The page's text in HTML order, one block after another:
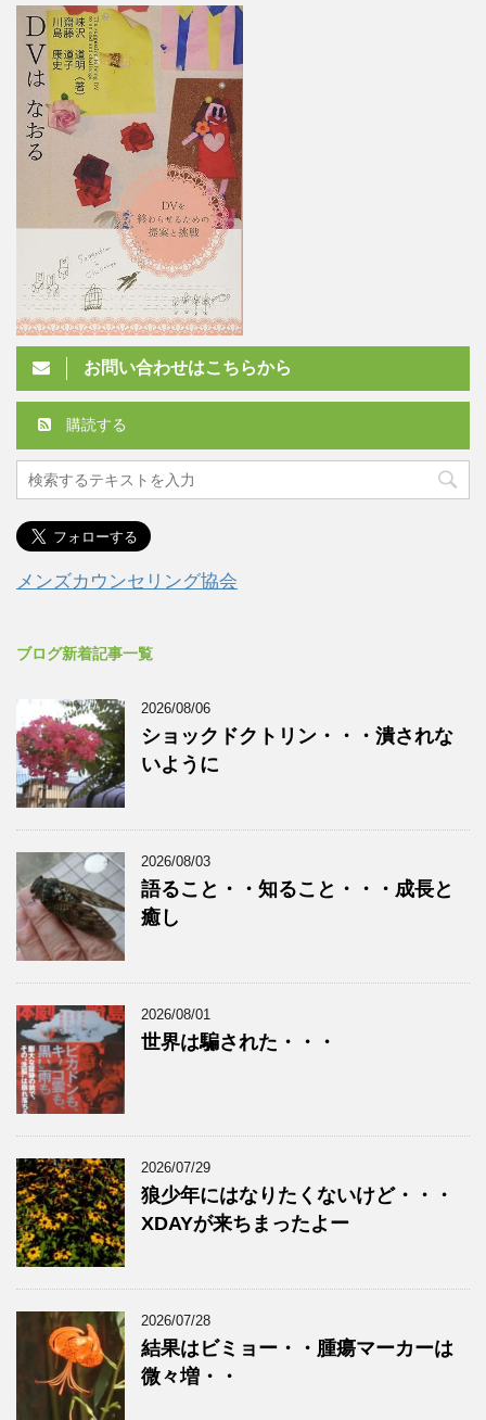
お問い合わせはこちらから
購読する
メンズカウンセリング協会
ブログ新着記事一覧
2026/08/06
ショックドクトリン・・・潰されな
いように
2026/08/03
語ること・・知ること・・・成長と
癒し
2026/08/01
世界は騙された・・・
2026/07/29
狼少年にはなりたくないけど・・・
XDAYが来ちまったよー
2026/07/28
結果はビミョー・・腫瘍マーカーは
微々増・・